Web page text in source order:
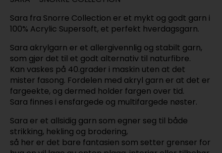
Sara fra Snorre Collection er et mykt og godt garn i
100% Acrylic Supersoft, et perfekt hverdagsgarn.
Sara akrylgarn er et allergivennlig og stabilt garn,
som gjør det til et godt alternativ til naturfibre.
Kan vaskes på 40.grader i maskin uten at det
mister fasong. Fordelen med akryl garn er at det er
fargeekte, og dermed holder fargen over tid.
Sara finnes i ensfargede og multifargede nøster.
Sara er et allsidig garn som egner seg til både
strikking, hekling og brodering,
så her er det bare fantasien som setter grenser for